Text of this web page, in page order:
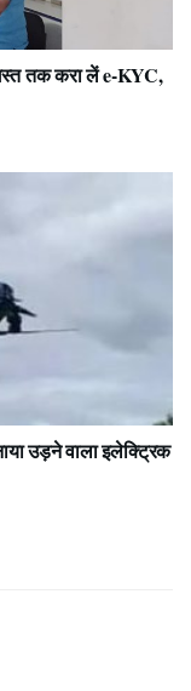
तक करा लें e-KYC,
उड़ने वाला इलेक्ट्रिक